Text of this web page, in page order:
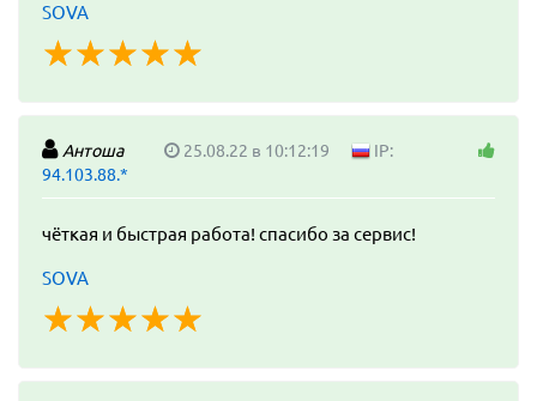
SOVA
☆☆☆☆☆
★★★★★
Антоша 25.08.22 в 10:12:19
IP:
94.103.88.*
чёткая и быстрая работа! спасибо за сервис!
SOVA
☆☆☆☆☆
★★★★★